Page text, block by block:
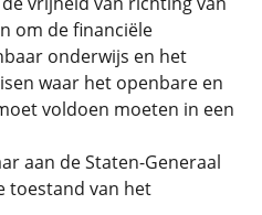
om de financiële
onderwijs en het
waar het openbare en
voldoen moeten in een
aan de Staten-Generaal
toestand van het